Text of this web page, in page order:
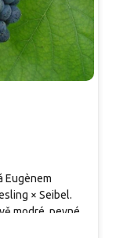
Eugènem
× Seibel.
modré, pevné a
plná s tóny